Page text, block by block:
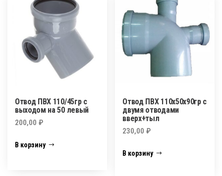
Отвод ПВХ 110/45гр с
выходом на 50 левый
200,00 ₽
В корзину
Отвод ПВХ 110х50х90гр с
двумя отводами
вверх+тыл
230,00₽
В корзину